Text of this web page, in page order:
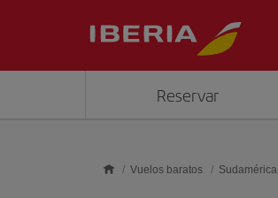
Reservar
Vuelos baratos Sudamérica